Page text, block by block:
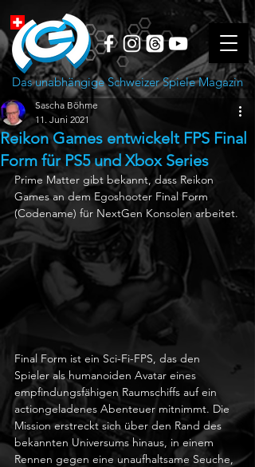
Das unabhängige Schweizer Spiele Magazin
Reikon Games entwickelt FPS Final
Form für PS5 und Xbox Series
Sascha Böhme
11. Juni 2021
Prime Matter gibt bekannt, dass Reikon
Games an dem Egoshooter Final Form
(Codename) für NextGen Konsolen arbeitet.
Final Form ist ein Sci-Fi-FPS, das den
Spieler als humanoiden Avatar eines
empfindungsfähigen Raumschiffs auf ein
actiongeladenes Abenteuer mitnimmt. Die
Mission erstreckt sich über den Rand des
bekannten Universums hinaus, in einem
Rennen gegen eine unaufhaltsame Seuche,